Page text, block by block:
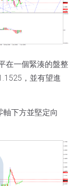
在一個緊湊的盤整
，並有望進
軸下方並堅定向